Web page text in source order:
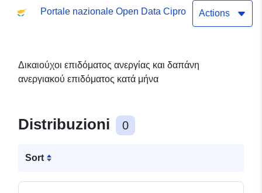
Portale nazionale Open Data Cipro Actions
Δικαιούχοι επιδόματος ανεργίας και δαπάνη
ανεργιακού επιδόματος κατά μήνα
Distribuzioni 0
Sort